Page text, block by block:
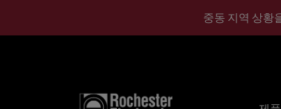
중동 지역 상황